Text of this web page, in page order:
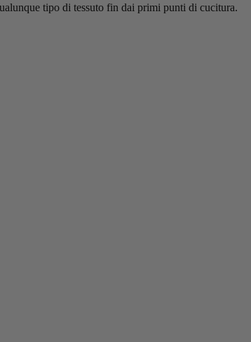
tipo di tessuto fin dai primi punti di cucitura.